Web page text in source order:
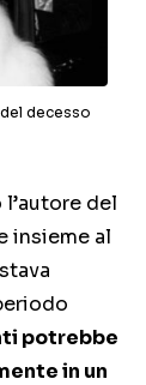
decesso
del
insieme al
potrebbe
in un